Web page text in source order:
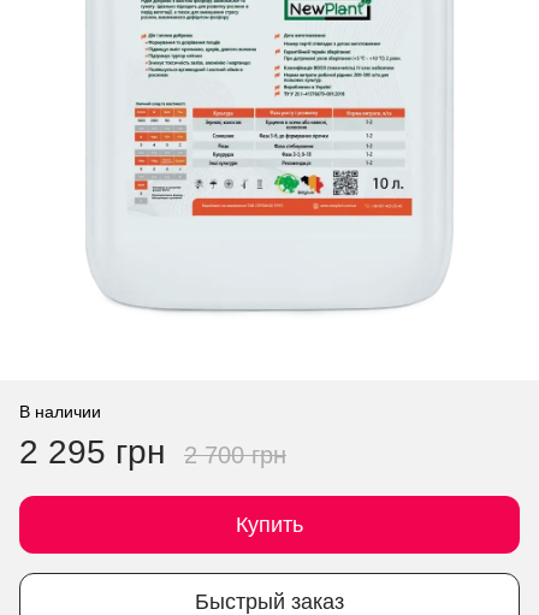
В наличии
2 295 грн 2 700 грн
Купить
Быстрый заказ